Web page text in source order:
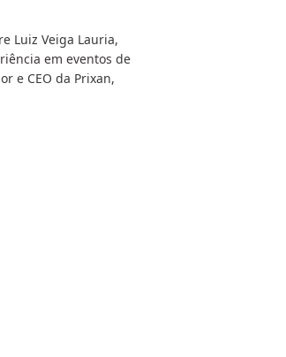
Luiz Veiga Lauria,
em eventos de
e CEO da Prixan,